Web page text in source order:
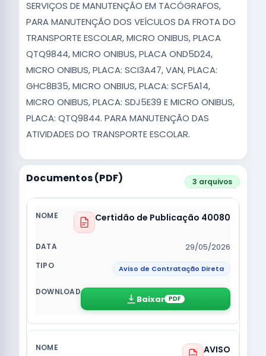
SERVIÇOS DE MANUTENÇÃO EM TACÓGRAFOS,
PARA MANUTENÇÃO DOS VEÍCULOS DA FROTA DO
TRANSPORTE ESCOLAR, MICRO ONIBUS, PLACA
QTQ9844, MICRO ONIBUS, PLACA OND5D24,
MICRO ONIBUS, PLACA: SCI3A47, VAN, PLACA:
GHC8B35, MICRO ONBIUS, PLACA: SCF5A14,
MICRO ONIBUS, PLACA: SDJ5E39 E MICRO ONIBUS,
PLACA: QTQ9844. PARA MANUTENÇÃO DAS
ATIVIDADES DO TRANSPORTE ESCOLAR.
Documentos (PDF) 3 arquivos
Certidão de Publicação 40080
29/05/2026
Aviso de Contratação Direta
Baixar PDF
AVISO